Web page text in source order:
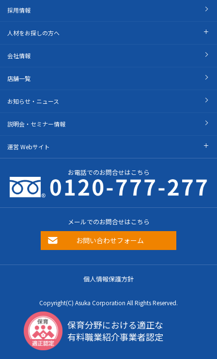
採用情報
人材をお探しの方へ
会社情報
店舗一覧
お知らせ・ニュース
説明会・セミナー情報
運営 Webサイト
お電話でのお問合せはこちら
メールでのお問合せはこちら
お問い合わせフォーム
個人情報保護方針
Copyright(C) Asuka Corporation All Rights Reserved.
保育分野における適正な
有料職業紹介事業者認定